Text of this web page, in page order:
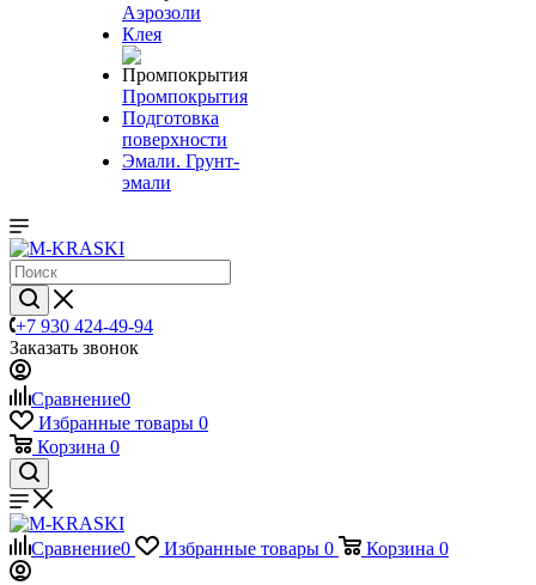
Аэрозоли
Клея
Промпокрытия
Подготовка
поверхности
Эмали. Грунт-
эмали
+7 930 424-49-94
Заказать звонок
Сравнение0
Избранные товары 0
Корзина 0
Сравнение0 Избранные товары 0 Корзина 0